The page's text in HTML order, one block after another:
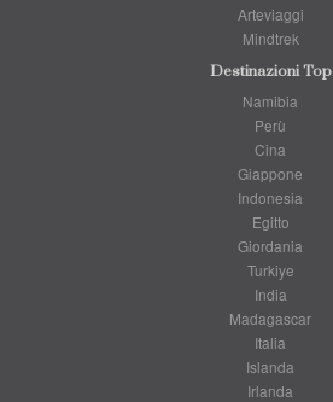
Arteviaggi
Mindtrek
Destinazioni Top
Namibia
Perù
Cina
Giappone
Indonesia
Egitto
Giordania
Turkiye
India
Madagascar
Italia
Islanda
Irlanda